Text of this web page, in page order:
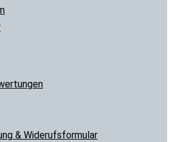
& Widerufsformular